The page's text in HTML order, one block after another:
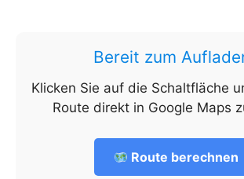
Bereit zum
Klicken Sie auf die Schaltfläche
Route direkt in Google Maps
Route berechnen